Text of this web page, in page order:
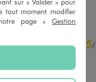
AJOUTERAU PANIER
5/
Très belle ensemble
Tien pas chaud
tout moment modifier
page « Gestion